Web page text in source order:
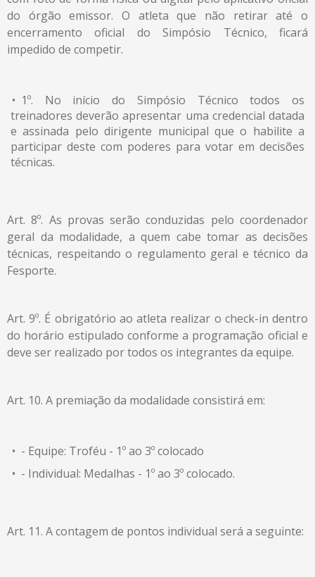
do órgão emissor. O atleta que não retirar até o
encerramento oficial do Simpósio Técnico, ficará
impedido de competir.
1º. No início do Simpósio Técnico todos os
treinadores deverão apresentar uma credencial datada
e assinada pelo dirigente municipal que o habilite a
participar deste com poderes para votar em decisões
técnicas.
Art. 8º. As provas serão conduzidas pelo coordenador
geral da modalidade, a quem cabe tomar as decisões
técnicas, respeitando o regulamento geral e técnico da
Fesporte.
Art. 9º. É obrigatório ao atleta realizar o check-in dentro
do horário estipulado conforme a programação oficial e
deve ser realizado por todos os integrantes da equipe.
Art. 10. A premiação da modalidade consistirá em:
- Equipe: Troféu - 1º ao 3º colocado
- Individual: Medalhas - 1º ao 3º colocado.
Art. 11. A contagem de pontos individual será a seguinte: